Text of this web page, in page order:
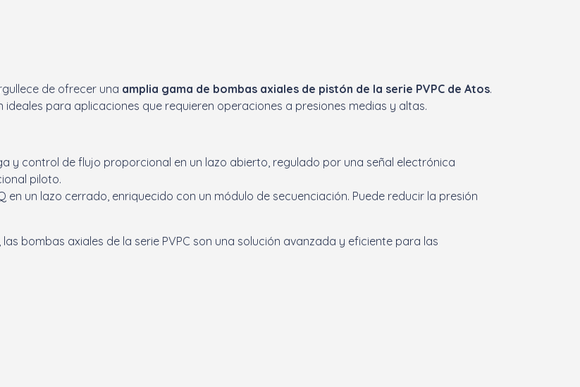
de ofrecer una amplia gama de bombas axiales de pistón de la serie PVPC de Atos.
para aplicaciones que requieren operaciones a presiones medias y altas.
y control de flujo proporcional en un lazo abierto, regulado por una señal electrónica
piloto.
un lazo cerrado, enriquecido con un módulo de secuenciación. Puede reducir la presión
bombas axiales de la serie PVPC son una solución avanzada y eficiente para las